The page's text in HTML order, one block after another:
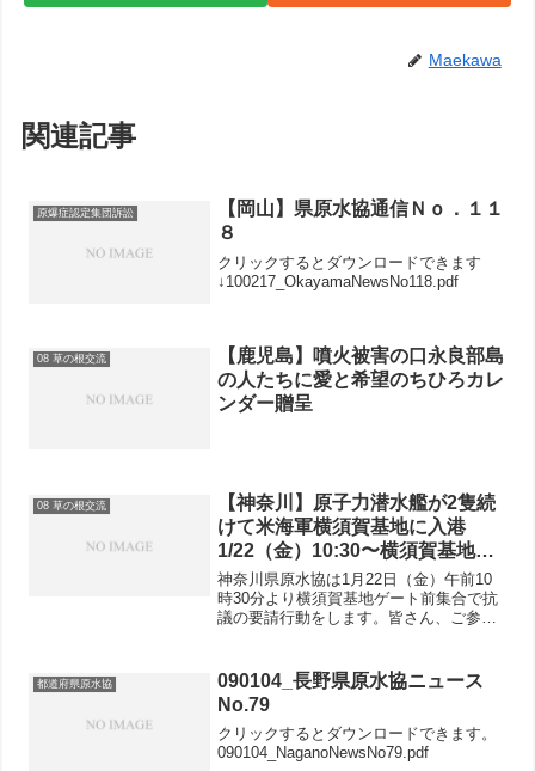
Maekawa
関連記事
原爆症認定集団訴訟
【岡山】県原水協通信Ｎｏ．１１
８
クリックするとダウンロードできます
↓100217_OkayamaNewsNo118.pdf
08 草の根交流
【鹿児島】噴火被害の口永良部島
の人たちに愛と希望のちひろカレ
ンダー贈呈
08 草の根交流
【神奈川】原子力潜水艦が2隻続
けて米海軍横須賀基地に入港
1/22（金）10:30〜横須賀基地ゲ
ート前集合で抗議の要請行動にご
参加ください
神奈川県原水協は1月22日（金）午前10
時30分より横須賀基地ゲート前集合で抗
議の要請行動をします。皆さん、ご参加
お願いします。アメリカ大使館政治
部 03-322...
都道府県原水協
090104_長野県原水協ニュース
No.79
クリックするとダウンロードできます。
090104_NaganoNewsNo79.pdf